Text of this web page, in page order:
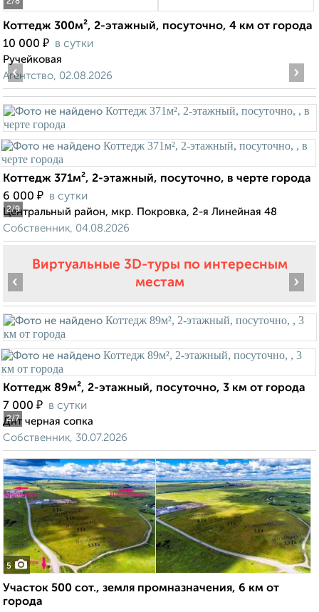
Коттедж 300м², 2-этажный, посуточно, 4 км от города
10 000 ₽ в сутки
Ручейковая
Агентство, 02.08.2026
2/9
‹ ›
Коттедж 371м², 2-этажный, посуточно, в черте города
6 000 ₽ в сутки
Центральный район, мкр. Покровка, 2-я Линейная 48
Собственник, 04.08.2026
Виртуальные 3D-туры по интересным
местам
2/7
‹ ›
Коттедж 89м², 2-этажный, посуточно, 3 км от города
7 000 ₽ в сутки
Днт черная сопка
Собственник, 30.07.2026
5
Участок 500 сот., земля промназначения, 6 км от
города